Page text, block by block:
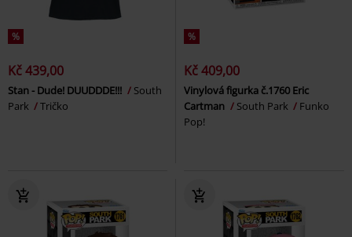
%
Kč 439,00
Stan - Dude! DUUDDDE!!!
South
Park
Tričko
%
Kč 409,00
Vinylová figurka č.1760 Eric
Cartman
South Park
Funko
Pop!